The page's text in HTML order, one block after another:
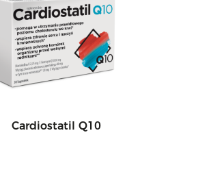
Cardiostatil Q10